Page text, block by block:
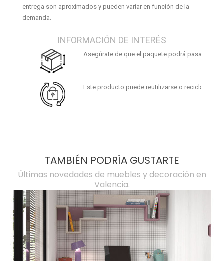
entrega son aproximados y pueden variar en función de la
demanda.
INFORMACIÓN DE INTERÉS
Asegúrate de que el paquete podrá pasar por
Este producto puede reutilizarse o reciclarse.
TAMBIÉN PODRÍA GUSTARTE
Últimas novedades de muebles y decoración en
Valencia.